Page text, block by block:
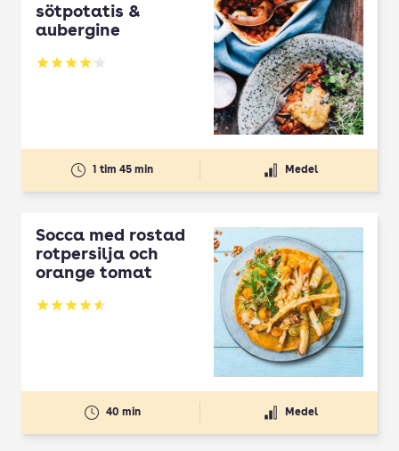
sötpotatis &
aubergine
Betyg: 4.16 av 5
1 tim 45 min Medel
Socca med rostad
rotpersilja och
orange tomat
Betyg: 4.6 av 5
40 min Medel